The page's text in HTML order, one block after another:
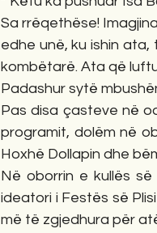
Sa rrëqethëse!
edhe unë, ku ishin ata,
kombëtarë. Ata që
Padashur sytë
Pas disa çasteve në
programit, dolëm në
Hoxhë Dollapin dhe
Në oborrin e kullës
ideatori i Festës së
më të zgjedhura për